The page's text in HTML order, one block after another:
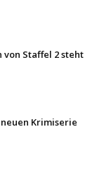
Staffel 2 steht
Krimiserie